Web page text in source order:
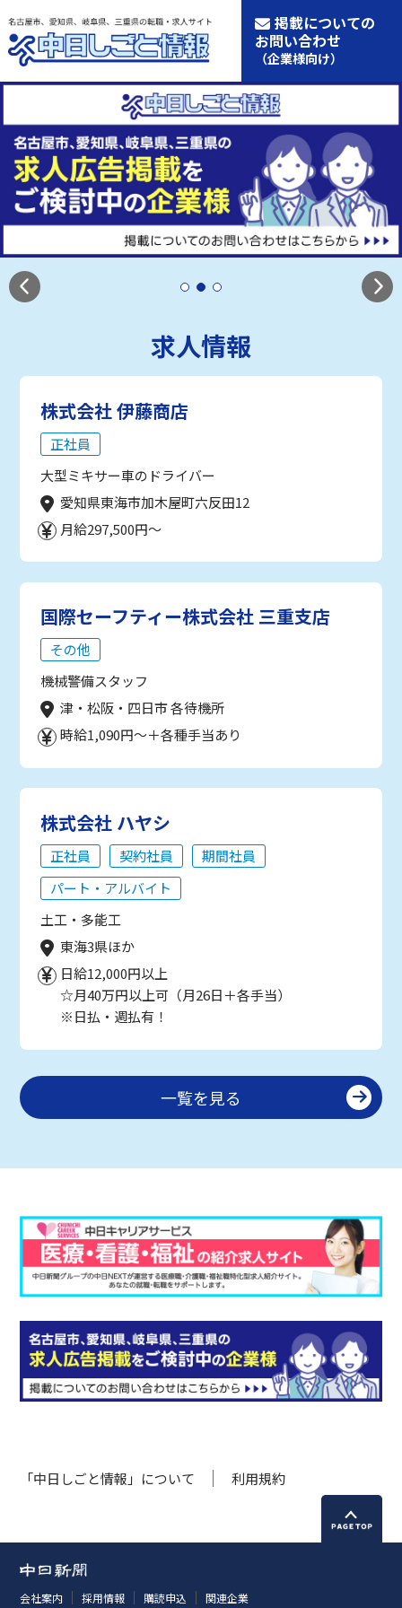
掲載についての
お問い合わせ
（企業様向け）
求人情報
株式会社 伊藤商店
正社員
大型ミキサー車のドライバー
愛知県東海市加木屋町六反田12
月給297,500円～
国際セーフティー株式会社 三重支店
その他
機械警備スタッフ
津・松阪・四日市 各待機所
時給1,090円～＋各種手当あり
株式会社 ハヤシ
正社員 契約社員
期間社員
パート・アルバイト
土工・多能工
東海3県ほか
日給12,000円以上
☆月40万円以上可（月26日＋各手当）
※日払・週払有！
一覧を見る
「中日しごと情報」について 利用規約
会社案内 採用情報 購読申込 関連企業